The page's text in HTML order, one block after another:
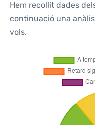
Hem recollit dades
continuació una
vols.